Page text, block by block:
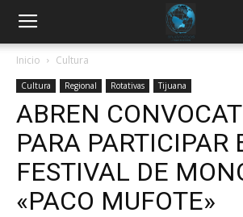
Inicio Cultura
Cultura Regional Rotativas Tijuana
ABREN
PARA PARTICIPAR
FESTIVAL DE
«PACO MUFOTE»